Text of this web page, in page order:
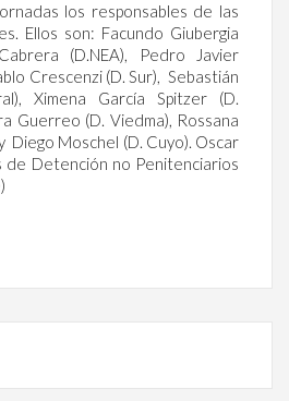
los responsables de las
Ellos son: Facundo Giubergia
(D.NEA), Pedro Javier
Crescenzi (D. Sur), Sebastián
Ximena García Spitzer (D.
Guerreo (D. Viedma), Rossana
Diego Moschel (D. Cuyo). Oscar
de Detención no Penitenciarios